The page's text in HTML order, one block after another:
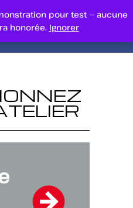
pour test — aucune
honorée. Ignorer